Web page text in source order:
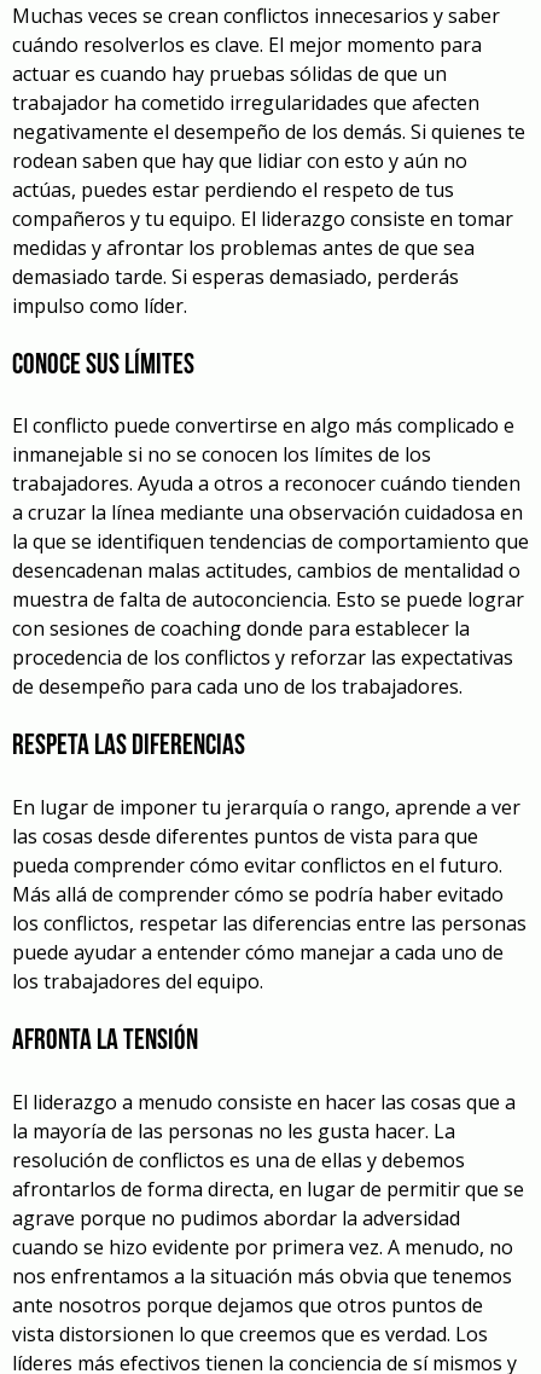
Muchas veces se crean conflictos innecesarios y saber
cuándo resolverlos es clave. El mejor momento para
actuar es cuando hay pruebas sólidas de que un
trabajador ha cometido irregularidades que afecten
negativamente el desempeño de los demás. Si quienes te
rodean saben que hay que lidiar con esto y aún no
actúas, puedes estar perdiendo el respeto de tus
compañeros y tu equipo. El liderazgo consiste en tomar
medidas y afrontar los problemas antes de que sea
demasiado tarde. Si esperas demasiado, perderás
impulso como líder.
Conoce sus límites
El conflicto puede convertirse en algo más complicado e
inmanejable si no se conocen los límites de los
trabajadores. Ayuda a otros a reconocer cuándo tienden
a cruzar la línea mediante una observación cuidadosa en
la que se identifiquen tendencias de comportamiento que
desencadenan malas actitudes, cambios de mentalidad o
muestra de falta de autoconciencia. Esto se puede lograr
con sesiones de coaching donde para establecer la
procedencia de los conflictos y reforzar las expectativas
de desempeño para cada uno de los trabajadores.
Respeta las diferencias
En lugar de imponer tu jerarquía o rango, aprende a ver
las cosas desde diferentes puntos de vista para que
pueda comprender cómo evitar conflictos en el futuro.
Más allá de comprender cómo se podría haber evitado
los conflictos, respetar las diferencias entre las personas
puede ayudar a entender cómo manejar a cada uno de
los trabajadores del equipo.
Afronta la tensión
El liderazgo a menudo consiste en hacer las cosas que a
la mayoría de las personas no les gusta hacer. La
resolución de conflictos es una de ellas y debemos
afrontarlos de forma directa, en lugar de permitir que se
agrave porque no pudimos abordar la adversidad
cuando se hizo evidente por primera vez. A menudo, no
nos enfrentamos a la situación más obvia que tenemos
ante nosotros porque dejamos que otros puntos de
vista distorsionen lo que creemos que es verdad. Los
líderes más efectivos tienen la conciencia de sí mismos y